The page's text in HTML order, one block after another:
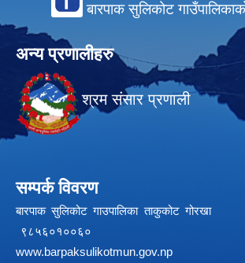
बारपाक सुलिकोट
अन्य प्रणालीहरु
श्रम संसार प्रणाली
सम्पर्क विवरण
बारपाक सुलिकोट गाउपालिका
९८५६०१००६०
www.barpaksulikotmun.gov.np